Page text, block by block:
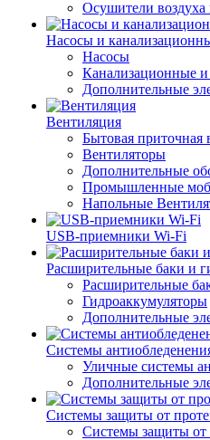
Осушители
Насосы и
Насосы
Канализационные
Дополнительные
Вентиляция
Бытовая приточная
Вентиляторы
Дополнительные
Промышленные
Напольные
USB-приемники Wi-Fi
Расширительные баки и
Расширительные
Гидроаккумуляторы
Дополнительные
Системы
Уличные системы
Дополнительные
Системы защиты от
Системы защиты от